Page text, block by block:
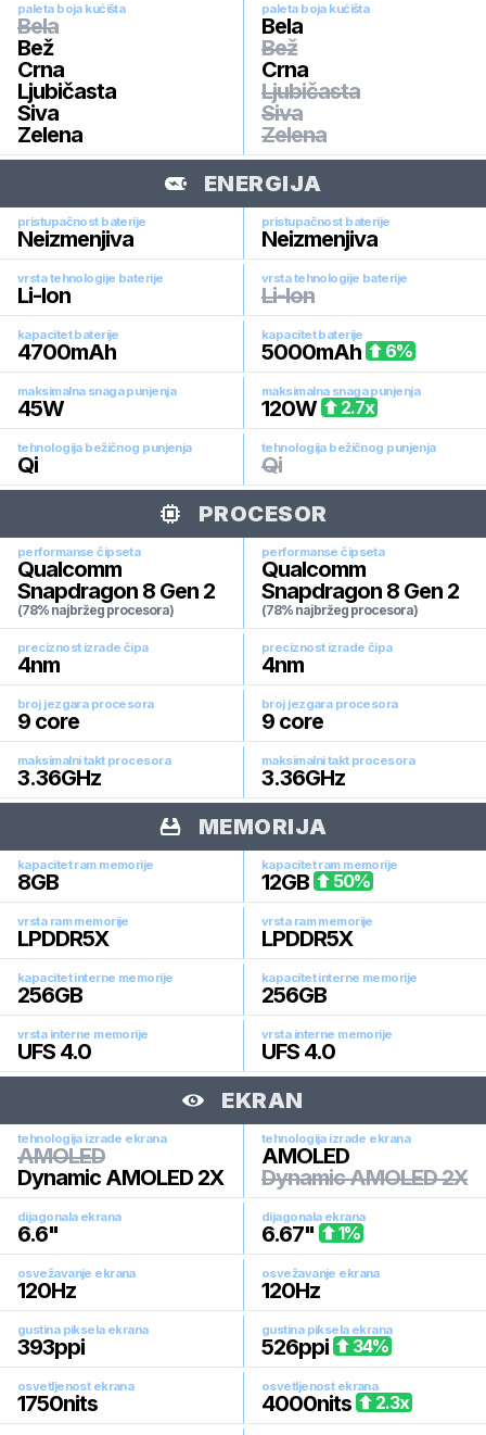
paleta boja kućišta
Bela
Bež
Crna
Ljubičasta
Siva
Zelena
paleta boja kućišta
Bela
Bež
Crna
Ljubičasta
Siva
Zelena
ENERGIJA
pristupačnost baterije
Neizmenjiva
pristupačnost baterije
Neizmenjiva
vrsta tehnologije baterije
Li-Ion
vrsta tehnologije baterije
Li-Ion
kapacitet baterije
4700mAh
kapacitet baterije
5000mAh 6%
maksimalna snaga punjenja
45W
maksimalna snaga punjenja
120W 2.7x
tehnologija bežičnog punjenja
Qi
tehnologija bežičnog punjenja
Qi
PROCESOR
performanse čipseta
Qualcomm
Snapdragon 8 Gen 2
(78% najbržeg procesora)
performanse čipseta
Qualcomm
Snapdragon 8 Gen 2
(78% najbržeg procesora)
preciznost izrade čipa
4nm
preciznost izrade čipa
4nm
broj jezgara procesora
9 core
broj jezgara procesora
9 core
maksimalni takt procesora
3.36GHz
maksimalni takt procesora
3.36GHz
MEMORIJA
kapacitet ram memorije
8GB
kapacitet ram memorije
12GB 50%
vrsta ram memorije
LPDDR5X
vrsta ram memorije
LPDDR5X
kapacitet interne memorije
256GB
kapacitet interne memorije
256GB
vrsta interne memorije
UFS 4.0
vrsta interne memorije
UFS 4.0
EKRAN
tehnologija izrade ekrana
AMOLED
Dynamic AMOLED 2X
tehnologija izrade ekrana
AMOLED
Dynamic AMOLED 2X
dijagonala ekrana
6.6"
dijagonala ekrana
6.67" 1%
osvežavanje ekrana
120Hz
osvežavanje ekrana
120Hz
gustina piksela ekrana
393ppi
gustina piksela ekrana
526ppi 34%
osvetljenost ekrana
1750nits
osvetljenost ekrana
4000nits 2.3x